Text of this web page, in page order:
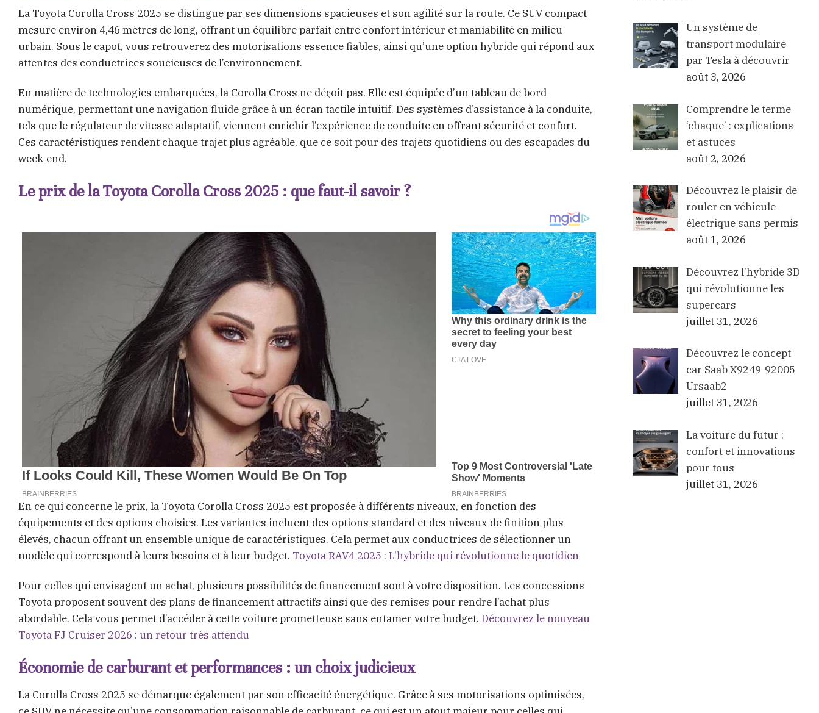
La Toyota Corolla Cross 2025 se distingue par ses dimensions spacieuses et son agilité sur la route. Ce SUV compact
mesure environ 4,46 mètres de long, offrant un équilibre parfait entre confort intérieur et maniabilité en milieu
urbain. Sous le capot, vous retrouverez des motorisations essence fiables, ainsi qu’une option hybride qui répond aux
attentes des conductrices soucieuses de l’environnement.
En matière de technologies embarquées, la Corolla Cross ne déçoit pas. Elle est équipée d’un tableau de bord
numérique, permettant une navigation fluide grâce à un écran tactile intuitif. Des systèmes d’assistance à la conduite,
tels que le régulateur de vitesse adaptatif, viennent enrichir l’expérience de conduite en offrant sécurité et confort.
Ces caractéristiques rendent chaque trajet plus agréable, que ce soit pour des trajets quotidiens ou des escapades du
week-end.
Le prix de la Toyota Corolla Cross 2025 : que faut-il savoir ?
En ce qui concerne le prix, la Toyota Corolla Cross 2025 est proposée à différents niveaux, en fonction des
équipements et des options choisies. Les variantes incluent des options standard et des niveaux de finition plus
élevés, chacun offrant un ensemble unique de caractéristiques. Cela permet aux conductrices de sélectionner un
modèle qui correspond à leurs besoins et à leur budget. Toyota RAV4 2025 : L'hybride qui révolutionne le quotidien
Pour celles qui envisagent un achat, plusieurs possibilités de financement sont à votre disposition. Les concessions
Toyota proposent souvent des plans de financement attractifs ainsi que des remises pour rendre l’achat plus
abordable. Cela vous permet d’accéder à cette voiture prometteuse sans entamer votre budget. Découvrez le nouveau
Toyota FJ Cruiser 2026 : un retour très attendu
Économie de carburant et performances : un choix judicieux
La Corolla Cross 2025 se démarque également par son efficacité énergétique. Grâce à ses motorisations optimisées,
Un système de
transport modulaire
par Tesla à découvrir
août 3, 2026
Comprendre le terme
‘chaque’ : explications
et astuces
août 2, 2026
Découvrez le plaisir de
rouler en véhicule
électrique sans permis
août 1, 2026
Découvrez l’hybride 3D
qui révolutionne les
supercars
juillet 31, 2026
Découvrez le concept
car Saab X9249-92005
Ursaab2
juillet 31, 2026
La voiture du futur :
confort et innovations
pour tous
juillet 31, 2026